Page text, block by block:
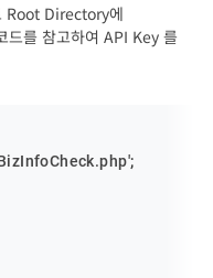
Root Directory에
를 참고하여 API Key 를
;